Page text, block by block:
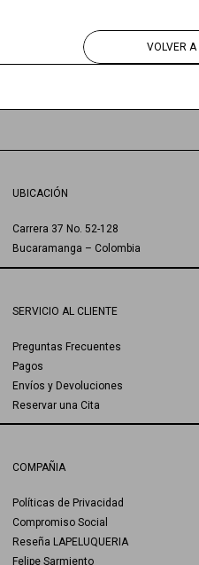
VOLVER A
UBICACIÓN
Carrera 37 No. 52-128
Bucaramanga – Colombia
SERVICIO AL CLIENTE
Preguntas Frecuentes
Pagos
Envíos y Devoluciones
Reservar una Cita
COMPAÑIA
Políticas de Privacidad
Compromiso Social
Reseña LAPELUQUERIA
Felipe Sarmiento